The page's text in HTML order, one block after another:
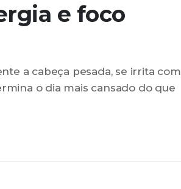
e foco
a cabeça pesada, se irrita com
o dia mais cansado do que